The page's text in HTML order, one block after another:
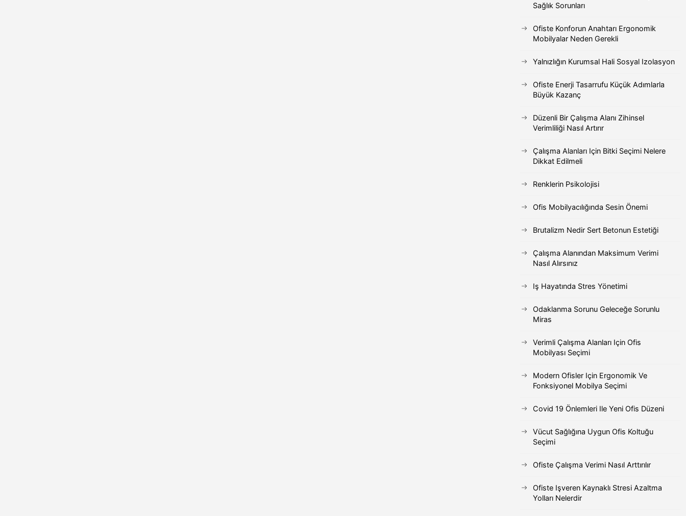
Sağlık Sorunları
Ofiste Konforun Anahtarı Ergonomik
Mobilyalar Neden Gerekli
Yalnızlığın Kurumsal Hali Sosyal Izolasyon
Ofiste Enerji Tasarrufu Küçük Adımlarla
Büyük Kazanç
Düzenli Bir Çalışma Alanı Zihinsel
Verimliliği Nasıl Artırır
Çalışma Alanları Için Bitki Seçimi Nelere
Dikkat Edilmeli
Renklerin Psikolojisi
Ofis Mobilyacılığında Sesin Önemi
Brutalizm Nedir Sert Betonun Estetiği
Çalışma Alanından Maksimum Verimi
Nasıl Alırsınız
Iş Hayatında Stres Yönetimi
Odaklanma Sorunu Geleceğe Sorunlu
Miras
Verimli Çalışma Alanları Için Ofis
Mobilyası Seçimi
Modern Ofisler Için Ergonomik Ve
Fonksiyonel Mobilya Seçimi
Covid 19 Önlemleri Ile Yeni Ofis Düzeni
Vücut Sağlığına Uygun Ofis Koltuğu
Seçimi
Ofiste Çalışma Verimi Nasıl Arttırılır
Ofiste Işveren Kaynaklı Stresi Azaltma
Yolları Nelerdir